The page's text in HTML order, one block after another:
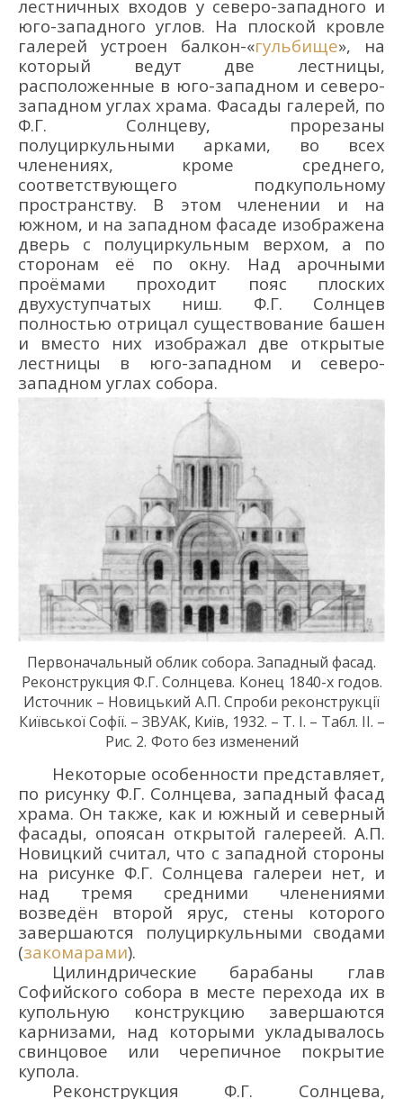
лестничных входов у северо-западного и
юго-западного углов. На плоской кровле
галерей устроен балкон-«гульбище», на
который ведут две лестницы,
расположенные в юго-западном и северо-
западном углах храма. Фасады галерей, по
Ф.Г. Солнцеву, прорезаны
полуциркульными арками, во всех
членениях, кроме среднего,
соответствующего подкупольному
пространству. В этом членении и на
южном, и на западном фасаде изображена
дверь с полуциркульным верхом, а по
сторонам её по окну. Над арочными
проёмами проходит пояс плоских
двухуступчатых ниш. Ф.Г. Солнцев
полностью отрицал существование башен
и вместо них изображал две открытые
лестницы в юго-западном и северо-
западном углах собора.
Первоначальный обликсобора. Западный фасад.
Реконструкция Ф.Г. Солнцева. Конец 1840-х годов.
Источник – Новицький А.П. Спроби реконструкції
Київської Софії. – ЗВУАК, Київ, 1932. – Т. І. – Табл. II. –
Рис. 2. Фото без изменений
Некоторые особенности представляет,
по рисунку Ф.Г. Солнцева, западный фасад
храма. Он также, как и южный и северный
фасады, опоясан открытой галереей. А.П.
Новицкий считал, что с западной стороны
на рисунке Ф.Г. Солнцева галереи нет, и
над тремя средними членениями
возведён второй ярус, стены которого
завершаются полуциркульными сводами
(закомарами).
Цилиндрические барабаны глав
Софийского собора в месте перехода их в
купольную конструкцию завершаются
карнизами, над которыми укладывалось
свинцовое или черепичное покрытие
купола.
Реконструкция Ф.Г. Солнцева,